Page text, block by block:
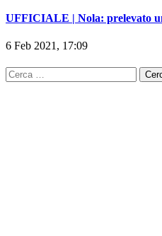
UFFICIALE | Nola: prelevato
6 Feb 2021, 17:09
Ricerca
per: